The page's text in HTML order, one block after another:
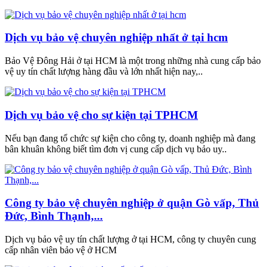
Dịch vụ bảo vệ chuyên nghiệp nhất ở tại hcm
Bảo Vệ Đông Hải ở tại HCM là một trong những nhà cung cấp bảo
vệ uy tín chất lượng hàng đầu và lớn nhất hiện nay,..
Dịch vụ bảo vệ cho sự kiện tại TPHCM
Nếu bạn đang tổ chức sự kiện cho công ty, doanh nghiệp mà đang
bân khuân không biết tìm đơn vị cung cấp dịch vụ bảo uy..
Công ty bảo vệ chuyên nghiệp ở quận Gò vấp, Thủ
Đức, Bình Thạnh,...
Dịch vụ bảo vệ uy tín chất lượng ở tại HCM, công ty chuyên cung
cấp nhân viên bảo vệ ở HCM